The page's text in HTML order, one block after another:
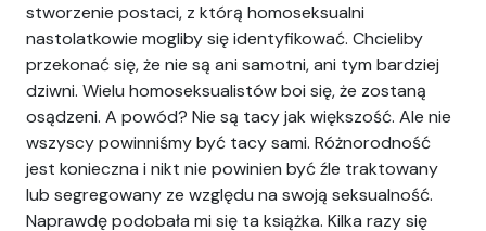
stworzenie postaci, z którą homoseksualni
nastolatkowie mogliby się identyfikować. Chcieliby
przekonać się, że nie są ani samotni, ani tym bardziej
dziwni. Wielu homoseksualistów boi się, że zostaną
osądzeni. A powód? Nie są tacy jak większość. Ale nie
wszyscy powinniśmy być tacy sami. Różnorodność
jest konieczna i nikt nie powinien być źle traktowany
lub segregowany ze względu na swoją seksualność.
Naprawdę podobała mi się ta książka. Kilka razy się